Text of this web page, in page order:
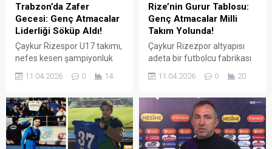
Trabzon’da Zafer
Gecesi: Genç Atmacalar
Liderliği Söküp Aldı!
Çaykur Rizespor U17 takımı,
nefes kesen şampiyonluk
Trabzonspor’u 3-2 mağlup
tamamladı ve Türkiye
Finalleri biletini cebine
koydu.
11.04.2026 0 14
Rize’nin Gurur Tablosu:
Genç Atmacalar Milli
Takım Yolunda!
Çaykur Rizezpor altyapısı
adeta bir futbolcu fabrikası
ediyor. Teknik direktör Aydın
5 pırlanta isim, ay-yıldızlı
formayı giymek üzere U14
Milli Takımı kampına davet
edildi.
11.04.2026 0 20